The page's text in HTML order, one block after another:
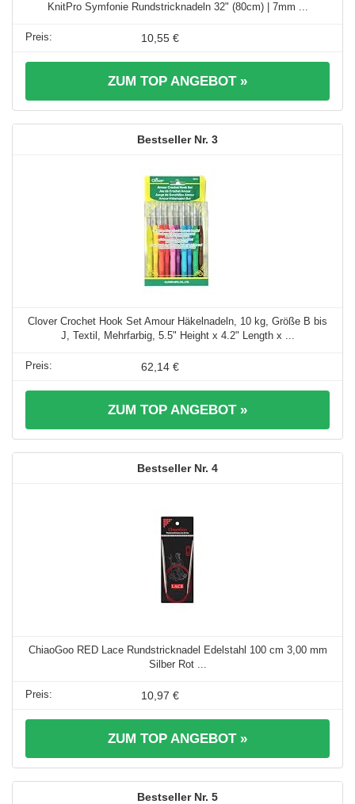
KnitPro Symfonie Rundstricknadeln 32" (80cm) | 7mm ...
10,55 €
ZUM TOP ANGEBOT »
3
Clover Crochet Hook Set Amour Häkelnadeln, 10 kg, Größe B bis
J, Textil, Mehrfarbig, 5.5" Height x 4.2" Length x ...
62,14 €
ZUM TOP ANGEBOT »
4
ChiaoGoo RED Lace Rundstricknadel Edelstahl 100 cm 3,00 mm
Silber Rot ...
10,97 €
ZUM TOP ANGEBOT »
5